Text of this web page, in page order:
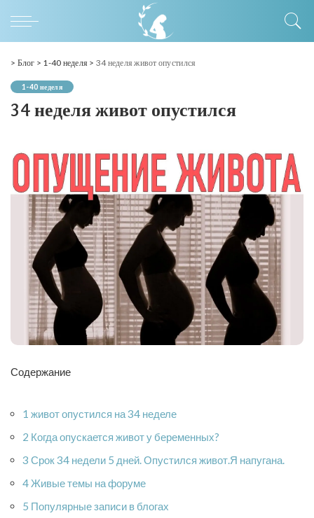
> Блог > 1-40 неделя > 34 неделя живот опустился
1-40 неделя
34 неделя живот опустился
Содержание
1 живот опустился на 34 неделе
2 Когда опускается живот у беременных?
3 Срок 34 недели 5 дней. Опустился живот.Я напугана.
4 Живые темы на форуме
5 Популярные записи в блогах